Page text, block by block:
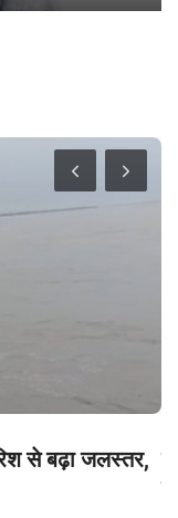
से बढ़ा जलस्तर,